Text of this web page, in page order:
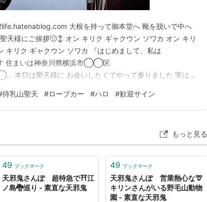
大根を持って御本堂へ 靴を脱いで中へ
天様にご挨拶🙂‍↕️ オン キリク ギャクウン ソワカ オン キリ
キリク ギャクウン ソワカ 『はじめまして、私は
いは神奈川県横浜市◯◯区
天様に お会いしたくてやって参りました 実は、
るのでは？ なんて図々しいのですが思いまして…w 私は手
備をしてます…
待乳山聖天 #ロープカー #ハロ #歓迎サイン
もっと見る
49 ブックマーク
天邪鬼さんぽ 超特急で⛩️江
ノ島🐉巡り - 素直な天邪鬼
49 ブックマーク
天邪鬼さんぽ 営業熱心な🦒
キリンさんがいる野毛山動物
園 - 素直な天邪鬼